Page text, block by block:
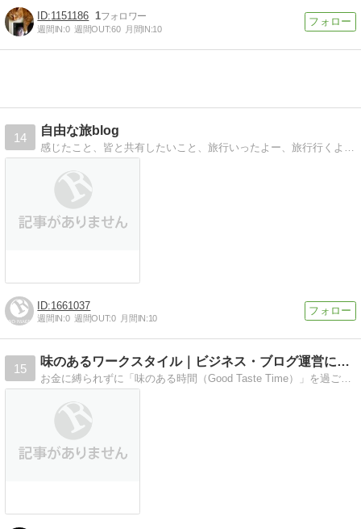
1151186 1
週間IN:0 週間OUT:60 月間IN:10
14
自由な旅blog
1661037
週間IN:0 週間OUT:0 月間IN:10
15
味のあるワークスタイル｜ビジネス・ブログ運営に関するブログ
お金に縛られずに「味のある時間（Good Taste Time）」を過ごす！がモットー。「ビジネス」「ブログ運営」を充実させるための記事を書いています。